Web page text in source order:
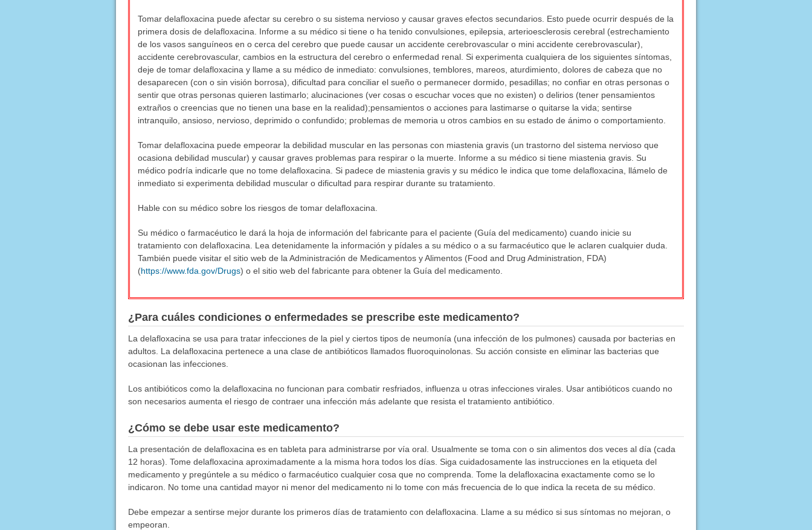
Tomar delafloxacina puede afectar su cerebro o su sistema nervioso y causar graves efectos secundarios. Esto puede ocurrir después de la
primera dosis de delafloxacina. Informe a su médico si tiene o ha tenido convulsiones, epilepsia, arterioesclerosis cerebral (estrechamiento
de los vasos sanguíneos en o cerca del cerebro que puede causar un accidente cerebrovascular o mini accidente cerebrovascular),
accidente cerebrovascular, cambios en la estructura del cerebro o enfermedad renal. Si experimenta cualquiera de los siguientes síntomas,
deje de tomar delafloxacina y llame a su médico de inmediato: convulsiones, temblores, mareos, aturdimiento, dolores de cabeza que no
desaparecen (con o sin visión borrosa), dificultad para conciliar el sueño o permanecer dormido, pesadillas; no confiar en otras personas o
sentir que otras personas quieren lastimarlo; alucinaciones (ver cosas o escuchar voces que no existen) o delirios (tener pensamientos
extraños o creencias que no tienen una base en la realidad);pensamientos o acciones para lastimarse o quitarse la vida; sentirse
intranquilo, ansioso, nervioso, deprimido o confundido; problemas de memoria u otros cambios en su estado de ánimo o comportamiento.
Tomar delafloxacina puede empeorar la debilidad muscular en las personas con miastenia gravis (un trastorno del sistema nervioso que
ocasiona debilidad muscular) y causar graves problemas para respirar o la muerte. Informe a su médico si tiene miastenia gravis. Su
médico podría indicarle que no tome delafloxacina. Si padece de miastenia gravis y su médico le indica que tome delafloxacina, llámelo de
inmediato si experimenta debilidad muscular o dificultad para respirar durante su tratamiento.
Hable con su médico sobre los riesgos de tomar delafloxacina.
Su médico o farmacéutico le dará la hoja de información del fabricante para el paciente (Guía del medicamento) cuando inicie su
tratamiento con delafloxacina. Lea detenidamente la información y pídales a su médico o a su farmacéutico que le aclaren cualquier duda.
También puede visitar el sitio web de la Administración de Medicamentos y Alimentos (Food and Drug Administration, FDA)
(https://www.fda.gov/Drugs) o el sitio web del fabricante para obtener la Guía del medicamento.
¿Para cuáles condiciones o enfermedades se prescribe este medicamento?
La delafloxacina se usa para tratar infecciones de la piel y ciertos tipos de neumonía (una infección de los pulmones) causada por bacterias en
adultos. La delafloxacina pertenece a una clase de antibióticos llamados fluoroquinolonas. Su acción consiste en eliminar las bacterias que
ocasionan las infecciones.
Los antibióticos como la delafloxacina no funcionan para combatir resfriados, influenza u otras infecciones virales. Usar antibióticos cuando no
son necesarios aumenta el riesgo de contraer una infección más adelante que resista el tratamiento antibiótico.
¿Cómo se debe usar este medicamento?
La presentación de delafloxacina es en tableta para administrarse por vía oral. Usualmente se toma con o sin alimentos dos veces al día (cada
12 horas). Tome delafloxacina aproximadamente a la misma hora todos los días. Siga cuidadosamente las instrucciones en la etiqueta del
medicamento y pregúntele a su médico o farmacéutico cualquier cosa que no comprenda. Tome la delafloxacina exactamente como se lo
indicaron. No tome una cantidad mayor ni menor del medicamento ni lo tome con más frecuencia de lo que indica la receta de su médico.
Debe empezar a sentirse mejor durante los primeros días de tratamiento con delafloxacina. Llame a su médico si sus síntomas no mejoran, o
empeoran.